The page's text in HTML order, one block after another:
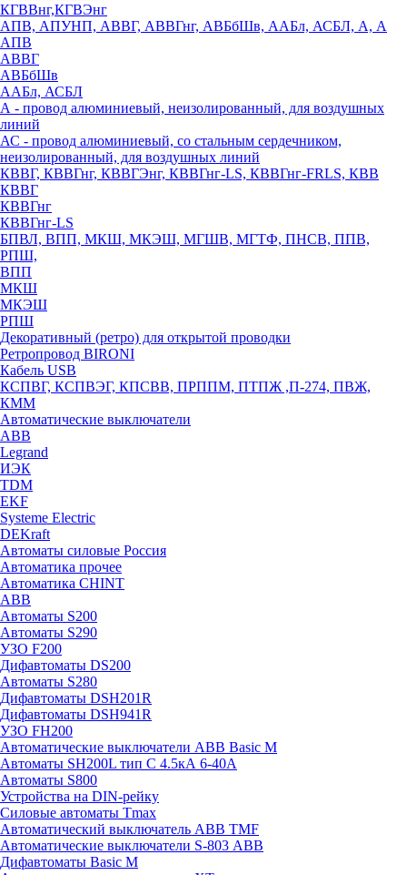
КГВВнг,КГВЭнг
АПВ, АПУНП, АВВГ, АВВГнг, АВБбШв, ААБл, АСБЛ, А, А
АПВ
АВВГ
АВБбШв
ААБл, АСБЛ
А - провод алюминиевый, неизолированный, для воздушных
линий
АС - провод алюминиевый, со стальным сердечником,
неизолированный, для воздушных линий
КВВГ, КВВГнг, КВВГЭнг, КВВГнг-LS, КВВГнг-FRLS, КВВ
КВВГ
КВВГнг
КВВГнг-LS
БПВЛ, ВПП, МКШ, МКЭШ, МГШВ, МГТФ, ПНСВ, ППВ,
РПШ,
ВПП
МКШ
МКЭШ
РПШ
Декоративный (ретро) для открытой проводки
Ретропровод BIRONI
Кабель USB
КСПВГ, КСПВЭГ, КПСВВ, ПРППМ, ПТПЖ ,П-274, ПВЖ,
КММ
Автоматические выключатели
ABB
Legrand
ИЭК
TDM
EKF
Systeme Electric
DEKraft
Автоматы силовые Россия
Автоматика прочее
Автоматика CHINT
ABB
Автоматы S200
Автоматы S290
УЗО F200
Дифавтоматы DS200
Автоматы S280
Дифавтоматы DSH201R
Дифавтоматы DSH941R
УЗО FH200
Автоматические выключатели ABB Basic M
Автоматы SH200L тип С 4.5кА 6-40А
Автоматы S800
Устройства на DIN-рейку
Силовые автоматы Tmax
Автоматический выключатель ABB TMF
Автоматические выключатели S-803 АВВ
Дифавтоматы Basic M